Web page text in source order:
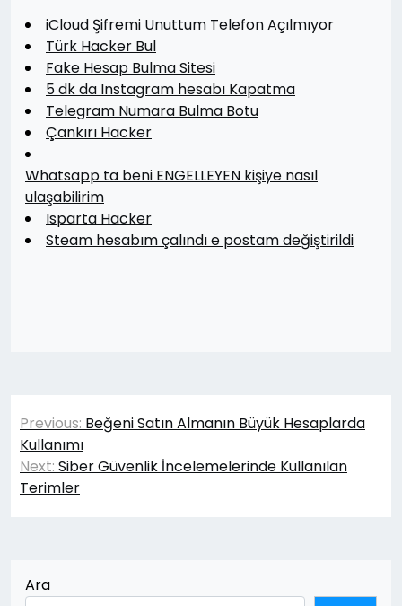
iCloud Şifremi Unuttum Telefon Açılmıyor
Türk Hacker Bul
Fake Hesap Bulma Sitesi
5 dk da Instagram hesabı Kapatma
Telegram Numara Bulma Botu
Çankırı Hacker
Whatsapp ta beni ENGELLEYEN kişiye nasıl
ulaşabilirim
Isparta Hacker
Steam hesabım çalındı e postam değiştirildi
Yazı
gezinmesi
Previous: Beğeni Satın Almanın Büyük Hesaplarda
Kullanımı
Next: Siber Güvenlik İncelemelerinde Kullanılan
Terimler
Ara